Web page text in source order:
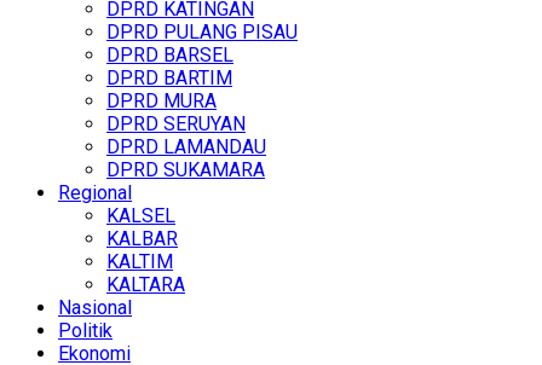
DPRD KATINGAN
DPRD PULANG PISAU
DPRD BARSEL
DPRD BARTIM
DPRD MURA
DPRD SERUYAN
DPRD LAMANDAU
DPRD SUKAMARA
Regional
KALSEL
KALBAR
KALTIM
KALTARA
Nasional
Politik
Ekonomi